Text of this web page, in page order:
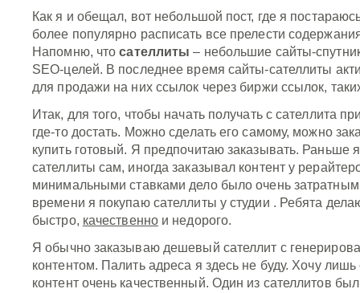
Как я и обещал, вот небольшой пост, где я
более популярно расписать все прелести
Напомню, чтосателлиты – небольшие сайты-
SEO-целей. В последнее время сайты-сателлиты
для продажи на них ссылок через биржи ссылок,
Итак, для того, чтобы начать получать с сателлита
где-то достать. Можно сделать его самому, можно
купить готовый. Я предпочитаю заказывать. Раньше
сателлиты сам, иногда заказывал контент у
минимальными ставками дело было очень
времени я покупаю сателлиты у студии . Ребята
быстро, качественнои недорого.
Я обычно заказываю дешевый сателлит с
контентом. Палить адреса я здесь не буду. Хочу лишь
контент очень качественный. Один из сателлитов был